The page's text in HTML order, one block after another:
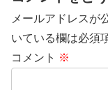
メールアドレスが
いている欄は必須
コメント ※